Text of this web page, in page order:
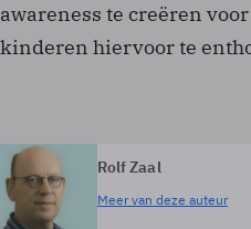
awareness te creëren
kinderen hiervoor te
Rolf Zaal
Meer van deze auteur